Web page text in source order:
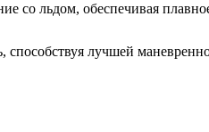
со льдом, обеспечивая
способствуя лучшей